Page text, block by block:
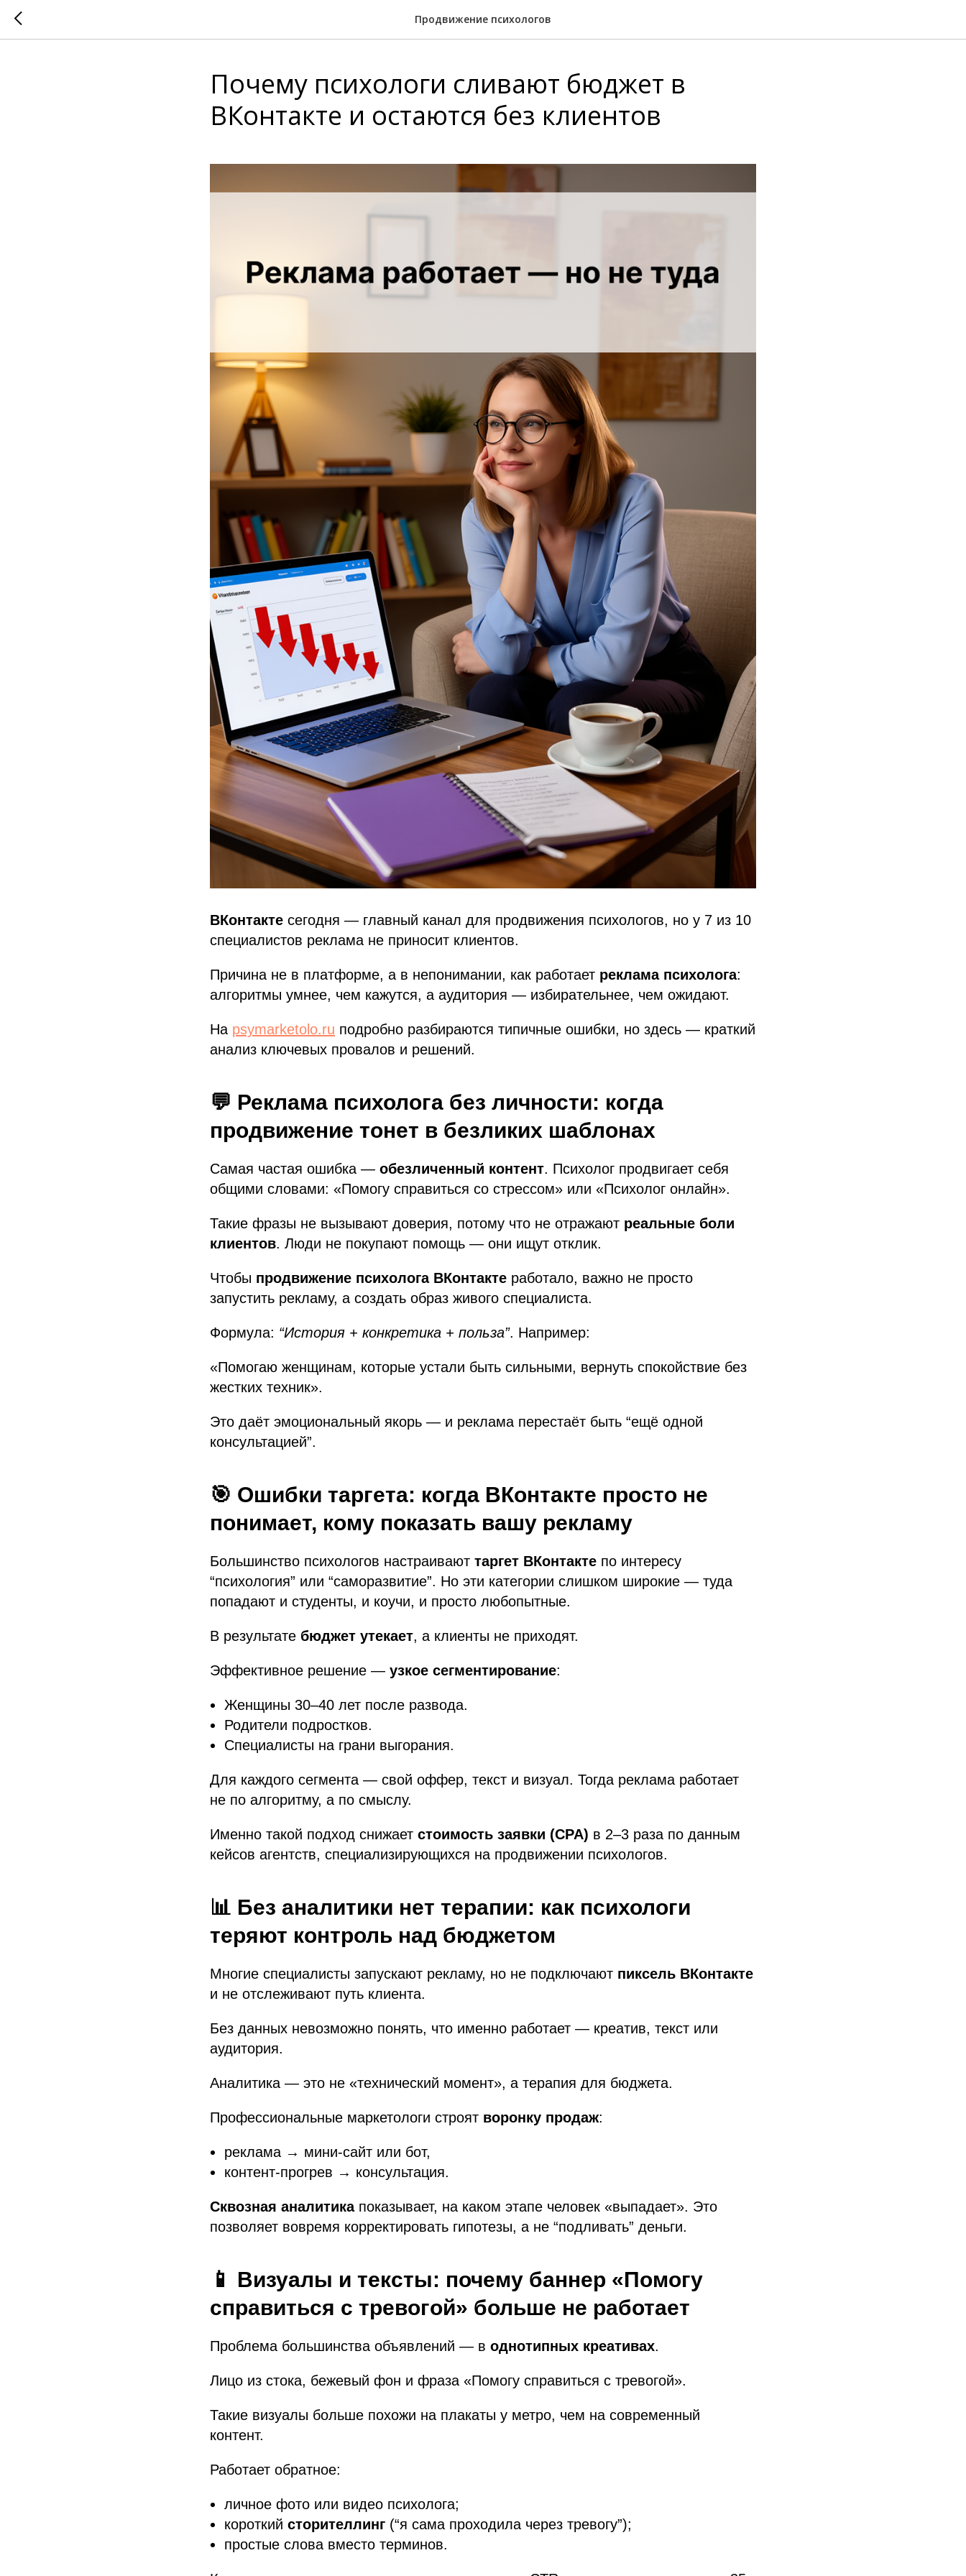
Продвижение психологов
Почему психологи сливают бюджет в
ВКонтакте и остаются без клиентов
ВКонтакте сегодня — главный канал для продвижения психологов, но у 7 из 10
специалистов реклама не приносит клиентов.
Причина не в платформе, а в непонимании, как работает реклама психолога:
алгоритмы умнее, чем кажутся, а аудитория — избирательнее, чем ожидают.
На psymarketolo.ru подробно разбираются типичные ошибки, но здесь — краткий
анализ ключевых провалов и решений.
💬 Реклама психолога без личности: когда
продвижение тонет в безликих шаблонах
Самая частая ошибка — обезличенный контент. Психолог продвигает себя
общими словами: «Помогу справиться со стрессом» или «Психолог онлайн».
Такие фразы не вызывают доверия, потому что не отражают реальные боли
клиентов. Люди не покупают помощь — они ищут отклик.
Чтобы продвижение психолога ВКонтакте работало, важно не просто
запустить рекламу, а создать образ живого специалиста.
Формула: “История + конкретика + польза”. Например:
«Помогаю женщинам, которые устали быть сильными, вернуть спокойствие без
жестких техник».
Это даёт эмоциональный якорь — и реклама перестаёт быть “ещё одной
консультацией”.
🎯 Ошибки таргета: когда ВКонтакте просто не
понимает, кому показать вашу рекламу
Большинство психологов настраивают таргет ВКонтакте по интересу
“психология” или “саморазвитие”. Но эти категории слишком широкие — туда
попадают и студенты, и коучи, и просто любопытные.
В результате бюджет утекает, а клиенты не приходят.
Эффективное решение — узкое сегментирование:
Женщины 30–40 лет после развода.
Родители подростков.
Специалисты на грани выгорания.
Для каждого сегмента — свой оффер, текст и визуал. Тогда реклама работает
не по алгоритму, а по смыслу.
Именно такой подход снижает стоимость заявки (CPA) в 2–3 раза по данным
кейсов агентств, специализирующихся на продвижении психологов.
📊 Без аналитики нет терапии: как психологи
теряют контроль над бюджетом
Многие специалисты запускают рекламу, но не подключают пиксель ВКонтакте
и не отслеживают путь клиента.
Без данных невозможно понять, что именно работает — креатив, текст или
аудитория.
Аналитика — это не «технический момент», а терапия для бюджета.
Профессиональные маркетологи строят воронку продаж:
реклама → мини-сайт или бот,
контент-прогрев → консультация.
Сквозная аналитикапоказывает, на каком этапе человек «выпадает». Это
позволяет вовремя корректировать гипотезы, а не “подливать” деньги.
📱 Визуалы и тексты: почему баннер «Помогу
справиться с тревогой» больше не работает
Проблема большинства объявлений — в однотипных креативах.
Лицо из стока, бежевый фон и фраза «Помогу справиться с тревогой».
Такие визуалы больше похожи на плакаты у метро, чем на современный
контент.
Работает обратное:
личное фото или видео психолога;
короткий сторителлинг (“я сама проходила через тревогу”);
простые слова вместо терминов.